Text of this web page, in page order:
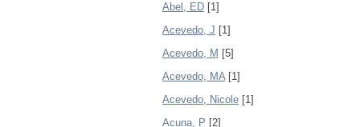
Abel, ED [1]
Acevedo, J [1]
Acevedo, M [5]
Acevedo, MA[1]
Acevedo, Nicole [1]
Acuna, P [2]